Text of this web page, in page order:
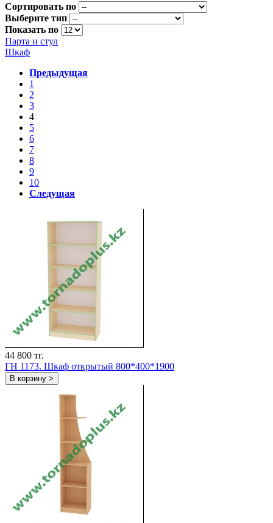
Сортировать по
Выберите тип
Показать по
Парта и стул
Шкаф
Предыдущая
1
2
3
4
5
6
7
8
9
10
Следущая
44 800 тг.
ГH 1173. Шкаф открытый 800*400*1900
В корзину >